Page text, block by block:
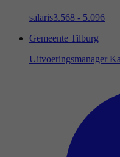
salaris3.568 - 5.096
Gemeente Tilburg
Uitvoeringsmanager